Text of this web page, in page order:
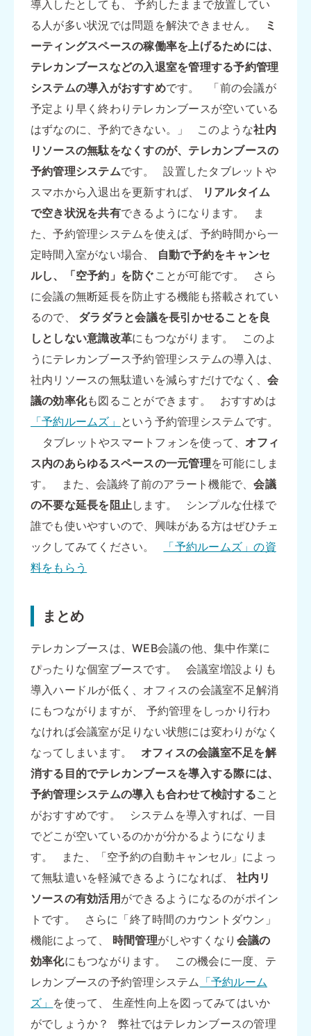
導入したとしても、 予約したままで放置してい
る人が多い状況では問題を解決できません。
ミ
ーティングスペースの稼働率を上げるためには、
テレカンブースなどの入退室を管理する予約管理
システムの導入がおすすめです。 「前の会議が
予定より早く終わりテレカンブースが空いている
はずなのに、予約できない。」 このような社内
リソースの無駄をなくすのが、テレカンブースの
予約管理システムです。 設置したタブレットや
スマホから入退出を更新すれば、
リアルタイム
で空き状況を共有できるようになります。 ま
た、予約管理システムを使えば、予約時間から一
定時間入室がない場合、
自動で予約をキャンセ
ルし、「空予約」を防ぐ ことが可能です。 さら
に会議の無断延長を防止する機能も搭載されてい
るので、 ダラダラと会議を長引かせることを良
しとしない意識改革にもつながります。 このよ
うにテレカンブース予約管理システムの導入は、
社内リソースの無駄遣いを減らすだけでなく、会
議の効率化も図ることができます。 おすすめは
「予約ルームズ」 という予約管理システムです。
タブレットやスマートフォンを使って、 オフィ
ス内のあらゆるスペースの一元管理を可能にしま
す。 また、会議終了前のアラート機能で、会議
の不要な延長を阻止 します。 シンプルな仕様で
誰でも使いやすいので、興味がある方はぜひチェ
ックしてみてください。
「予約ルームズ」の資
料をもらう
まとめ
テレカンブースは、WEB会議の他、集中作業に
ぴったりな個室ブースです。 会議室増設よりも
導入ハードルが低く、オフィスの会議室不足解消
にもつながりますが、 予約管理をしっかり行わ
なければ会議室が足りない状態には変わりがなく
なってしまいます。 オフィスの会議室不足を解
消する目的でテレカンブースを導入する際には、
予約管理システムの導入も合わせて検討すること
がおすすめです。 システムを導入すれば、一目
でどこが空いているのかが分かるようになりま
す。 また、「空予約の自動キャンセル」によっ
て無駄遣いを軽減できるようになれば、 社内リ
ソースの有効活用ができるようになるのがポイン
トです。 さらに「終了時間のカウントダウン」
機能によって、 時間管理がしやすくなり 会議の
効率化にもつながります。 この機会に一度、テ
レカンブースの予約管理システム 「予約ルーム
ズ」 を使って、 生産性向上を図ってみてはいか
がでしょうか？ 弊社ではテレカンブースの管理